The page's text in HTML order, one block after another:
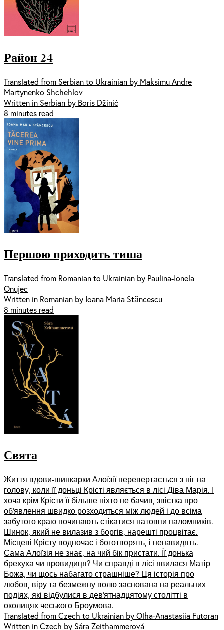
Район 24
Translated from Serbian to Ukrainian by Maksimu Andre
Martynenko Shchehlov
Written in Serbian by Boris Džinić
8 minutes read
Першою приходить тиша
Translated from Romanian to Ukrainian by Paulina-Ionela
Onujec
Written in Romanian by Ioana Maria Stăncescu
8 minutes read
Свята
Життя вдови-шинкарки Алоїзії перевертається з ніг на
голову, коли її доньці Крісті являється в лісі Діва Марія. І
хоча крім Крісти її більше ніхто не бачив, звістка про
об’явлення швидко розходиться між людей і до всіма
забутого краю починають стікатися натовпи паломників.
Шинок, який не вилазив з боргів, нарешті процвітає.
Місцеві Крісту водночас і боготворять, і ненавидять.
Сама Алоїзія не знає, на чий бік пристати. Її донька
брехуха чи провидиця? Чи справді в лісі явилася Матір
Божа, чи щось набагато страшніше? Ця історія про
любов, віру та безмежну волю заснована на реальних
подіях, які відбулися в дев’ятнадцятому столітті в
околицях чеського Броумова.
Translated from Czech to Ukrainian by Olha-Anastasiia Futoran
Written in Czech by Sára Zeithammerová